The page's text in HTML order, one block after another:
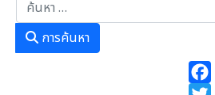
การค้นหา